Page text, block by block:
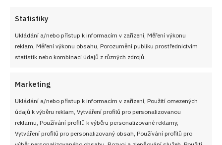
Statistiky
Ukládání a/nebo přístup k informacím v zařízení, Měření výkonu
reklam, Měření výkonu obsahu, Porozumění publiku prostřednictvím
statistik nebo kombinací údajů z různých zdrojů.
Marketing
Ukládání a/nebo přístup k informacím v zařízení, Použití omezených
údajů k výběru reklam, Vytváření profilů pro personalizovanou
reklamu, Používání profilů k výběru personalizované reklamy,
Vytváření profilů pro personalizovaný obsah, Používání profilů pro
váhu, pro toho by 10 otázek mělo být hračkou